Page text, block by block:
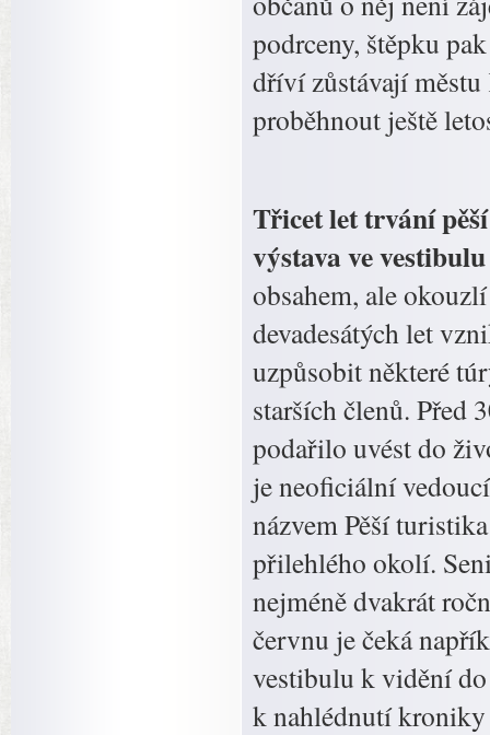
podrceny, štěpku
dříví zůstávají
proběhnout ještě
Třicet let trvání
výstava ve
obsahem, ale
devadesátých let
uzpůsobit některé
starších členů. Před
podařilo uvést do
je neoficiální
názvem Pěší
přilehlého okolí.
nejméně dvakrát
červnu je čeká
vestibulu k vidění
k nahlédnutí kroniky